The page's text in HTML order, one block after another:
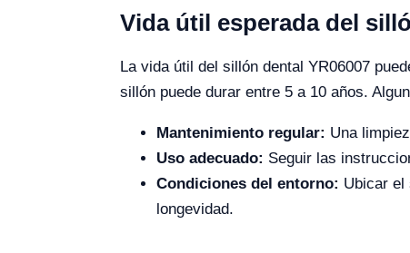
Vida útil esperada del
La vida útil del sillón dental YR06007
sillón puede durar entre 5 a 10 años.
Mantenimiento regular: Una
Uso adecuado: Seguir las
Condiciones del entorno: Ubicar el
longevidad.